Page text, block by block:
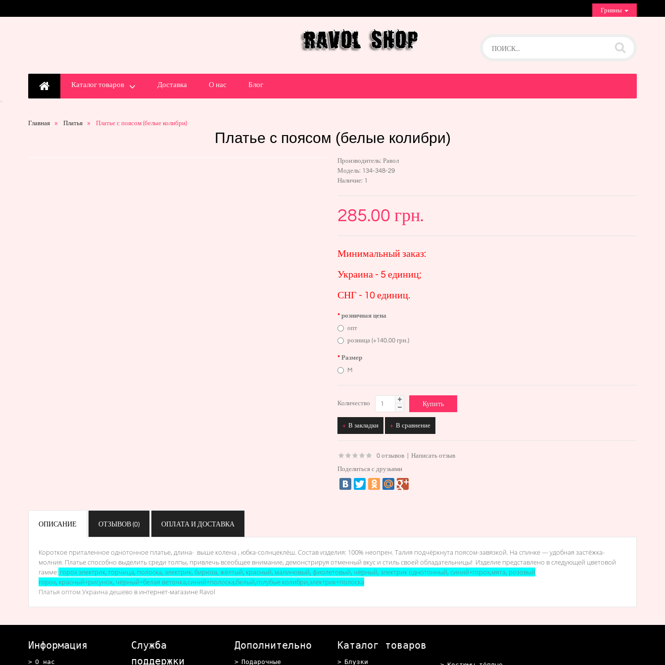
Гривны
Каталог товаров Доставка О нас Блог
`
Главная Платья Платье с поясом (белые колибри)
Платье с поясом (белые колибри)
Производитель: Равол
Модель: 134-348-29
Наличие: 1
285.00 грн.
Минимальный заказ:
Украина - 5 единиц;
СНГ - 10 единиц.
розничная цена
опт
розница (+140.00 грн.)
Размер
M
Количество
В закладки В сравнение
0 отзывов
Написать отзыв
Поделиться с друзьями
ОПИСАНИЕ ОТЗЫВОВ (0) ОПЛАТА И ДОСТАВКА
Короткое приталенное однотонное платье, длина- выше колена , юбка-солнцеклёш. Состав изделия: 100% неопрен. Талия подчёркнута поясом-завязкой. На спинке — удобная застёжка-
молния. Платье способно выделить среди толпы, привлечь всеобщее внимание, демонстрируя отменный вкус и стиль своей обладательницы! Изделие представлено в следующей цветовой
гамме: горох электрик, горчица, полоска, электрик, бирюза, жёлтый, красный, малиновый, фиолетовый, чёрный, электрик однотонный, синий+горох,мята, розовый
горох, красный+рисунок, чёрный+белая веточка,синий+полоска,белый,голубые колибри,электрик+полоска
Платья оптом Украина дешево в интернет-магазине Ravol
Информация
О нас
Служба
поддержки
Дополнительно
Подарочные
Каталог товаров
Блузки